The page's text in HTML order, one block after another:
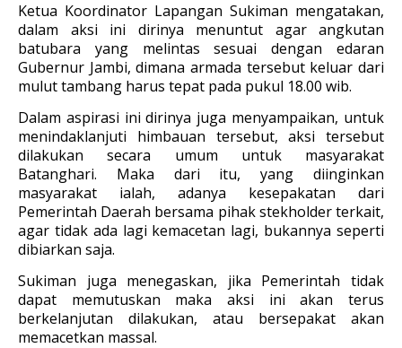
Ketua Koordinator Lapangan Sukiman mengatakan,
dalam aksi ini dirinya menuntut agar angkutan
batubara yang melintas sesuai dengan edaran
Gubernur Jambi, dimana armada tersebut keluar dari
mulut tambang harus tepat pada pukul 18.00 wib.
Dalam aspirasi ini dirinya juga menyampaikan, untuk
menindaklanjuti himbauan tersebut, aksi tersebut
dilakukan secara umum untuk masyarakat
Batanghari. Maka dari itu, yang diinginkan
masyarakat ialah, adanya kesepakatan dari
Pemerintah Daerah bersama pihak stekholder terkait,
agar tidak ada lagi kemacetan lagi, bukannya seperti
dibiarkan saja.
Sukiman juga menegaskan, jika Pemerintah tidak
dapat memutuskan maka aksi ini akan terus
berkelanjutan dilakukan, atau bersepakat akan
memacetkan massal.